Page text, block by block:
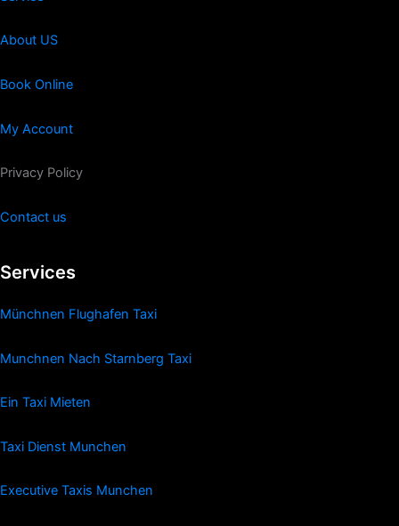
About US
Book Online
My Account
Privacy Policy
Contact us
Services
Münchnen Flughafen Taxi
Munchnen Nach Starnberg Taxi
Ein Taxi Mieten
Taxi Dienst Munchen
Executive Taxis Munchen